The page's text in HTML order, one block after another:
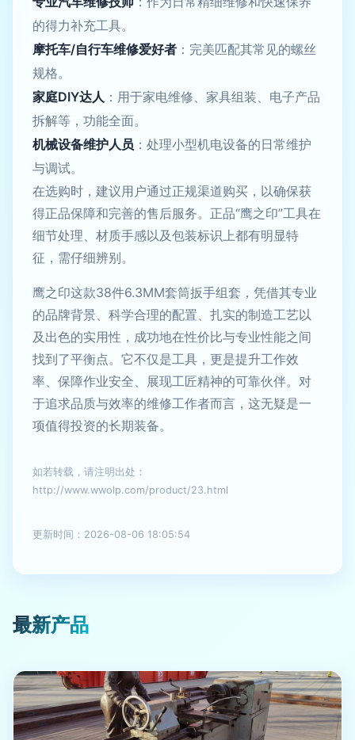
的得力补充工具。
摩托车/自行车维修爱好者 ：完美匹配其常见的螺丝
规格。
家庭DIY达人 ：用于家电维修、家具组装、电子产品
拆解等，功能全面。
机械设备维护人员 ：处理小型机电设备的日常维护
与调试。
在选购时，建议用户通过正规渠道购买，以确保获
得正品保障和完善的售后服务。正品“鹰之印”工具在
细节处理、材质手感以及包装标识上都有明显特
征，需仔细辨别。
鹰之印这款38件6.3MM套筒扳手组套，凭借其专业
的品牌背景、科学合理的配置、扎实的制造工艺以
及出色的实用性，成功地在性价比与专业性能之间
找到了平衡点。它不仅是工具，更是提升工作效
率、保障作业安全、展现工匠精神的可靠伙伴。对
于追求品质与效率的维修工作者而言，这无疑是一
项值得投资的长期装备。
如若转载，请注明出处：
http://www.wwolp.com/product/23.html
更新时间：2026-08-06 18:05:54
最新产品